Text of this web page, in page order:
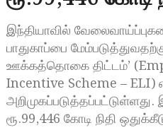
இந்தியாவில்
பாதுகாப்பை
ஊக்கத்தொகை திட்டம்’
Incentive Scheme – ELI)
ரூ.99,446 கோடி நிதி